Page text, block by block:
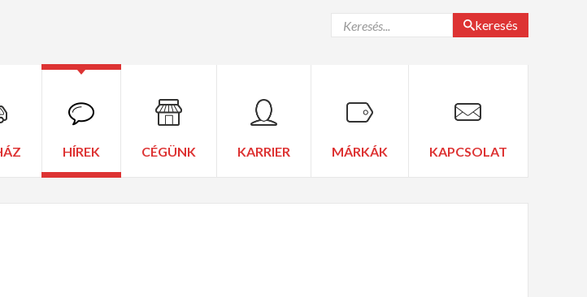
keresés
HÍREK CÉGÜNK KARRIER MÁRKÁK KAPCSOLAT